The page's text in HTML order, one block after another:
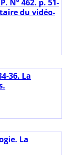
N° 462. p. 51-
du vidéo-
36. La
La